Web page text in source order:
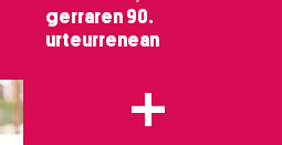
gerraren 90.
urteurrenean
+